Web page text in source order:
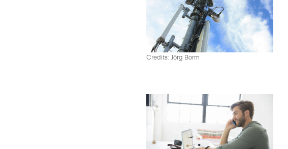
Credits: Jörg Borm